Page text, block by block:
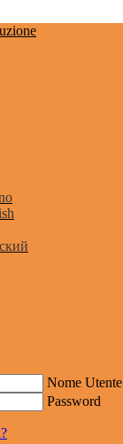
Nome Utente
Password